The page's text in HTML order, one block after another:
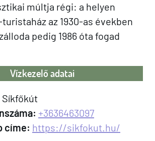
múltja régi: a helyen
az 1930-as években
pedig 1986 óta fogad
Vízkezelő adatai
Síkfőkút
+3636463097
címe: https://sikfokut.hu/